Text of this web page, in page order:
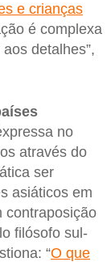
e crianças
é complexa
detalhes”,
no
através do
ser
asiáticos em
contraposição
filósofo sul-
“O que